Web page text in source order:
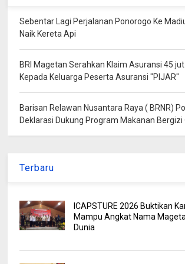
Sebentar Lagi Perjalanan Ponorogo Ke
Naik Kereta Api
BRI Magetan Serahkan Klaim Asuransi 45
Kepada Keluarga Peserta Asuransi "PIJAR"
Barisan Relawan Nusantara Raya ( BRNR)
Deklarasi Dukung Program Makanan Bergizi
Terbaru
ICAPSTURE 2026 Buktikan
Mampu Angkat Nama
Dunia